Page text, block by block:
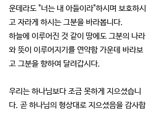
운데라도 "너는 내 아들이라"하시며 보호하시
고 자라게 하시는 그분을 바라봅니다.
하늘에 이루어진 것 같이 땅에도 그분의 나라
와 뜻이 이루어지기를 연약함 가운데 바라보
고 그분을 향하여 달려갑시다.
우리는 하나님보다 조금 못하게 지으셨습니
다. 곧 하나님의 형상대로 지으셨음을 감사합